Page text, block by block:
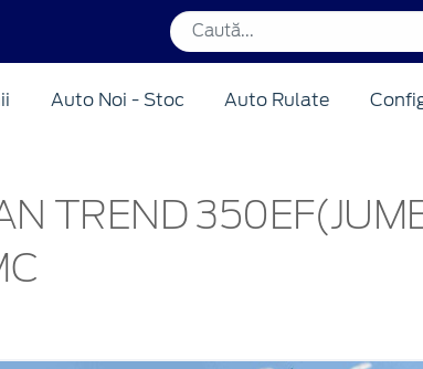
Auto Noi - Stoc Auto Rulate
TREND